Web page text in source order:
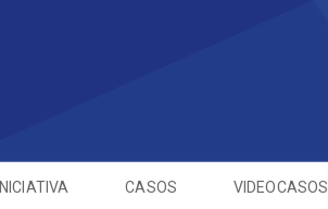
INICIATIVA CASOS VIDEOCASOS